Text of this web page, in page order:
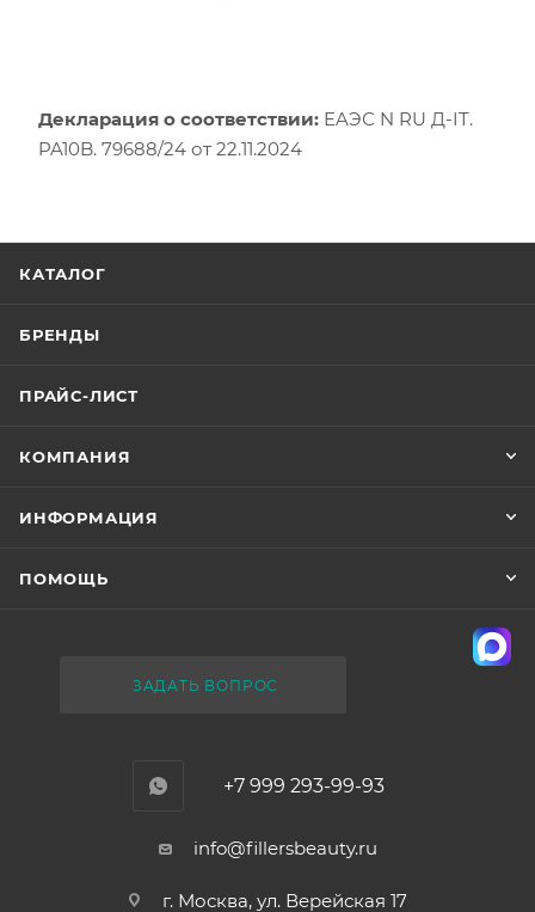
Декларация о соответствии: EAЭС N RU Д-IT.
PA10B. 79688/24 от 22.11.2024
КАТАЛОГ
БРЕНДЫ
ПРАЙС-ЛИСТ
КОМПАНИЯ
ИНФОРМАЦИЯ
ПОМОЩЬ
ЗАДАТЬ ВОПРОС
+7 999 293-99-93
info@fillersbeauty.ru
г. Москва, ул. Верейская 17